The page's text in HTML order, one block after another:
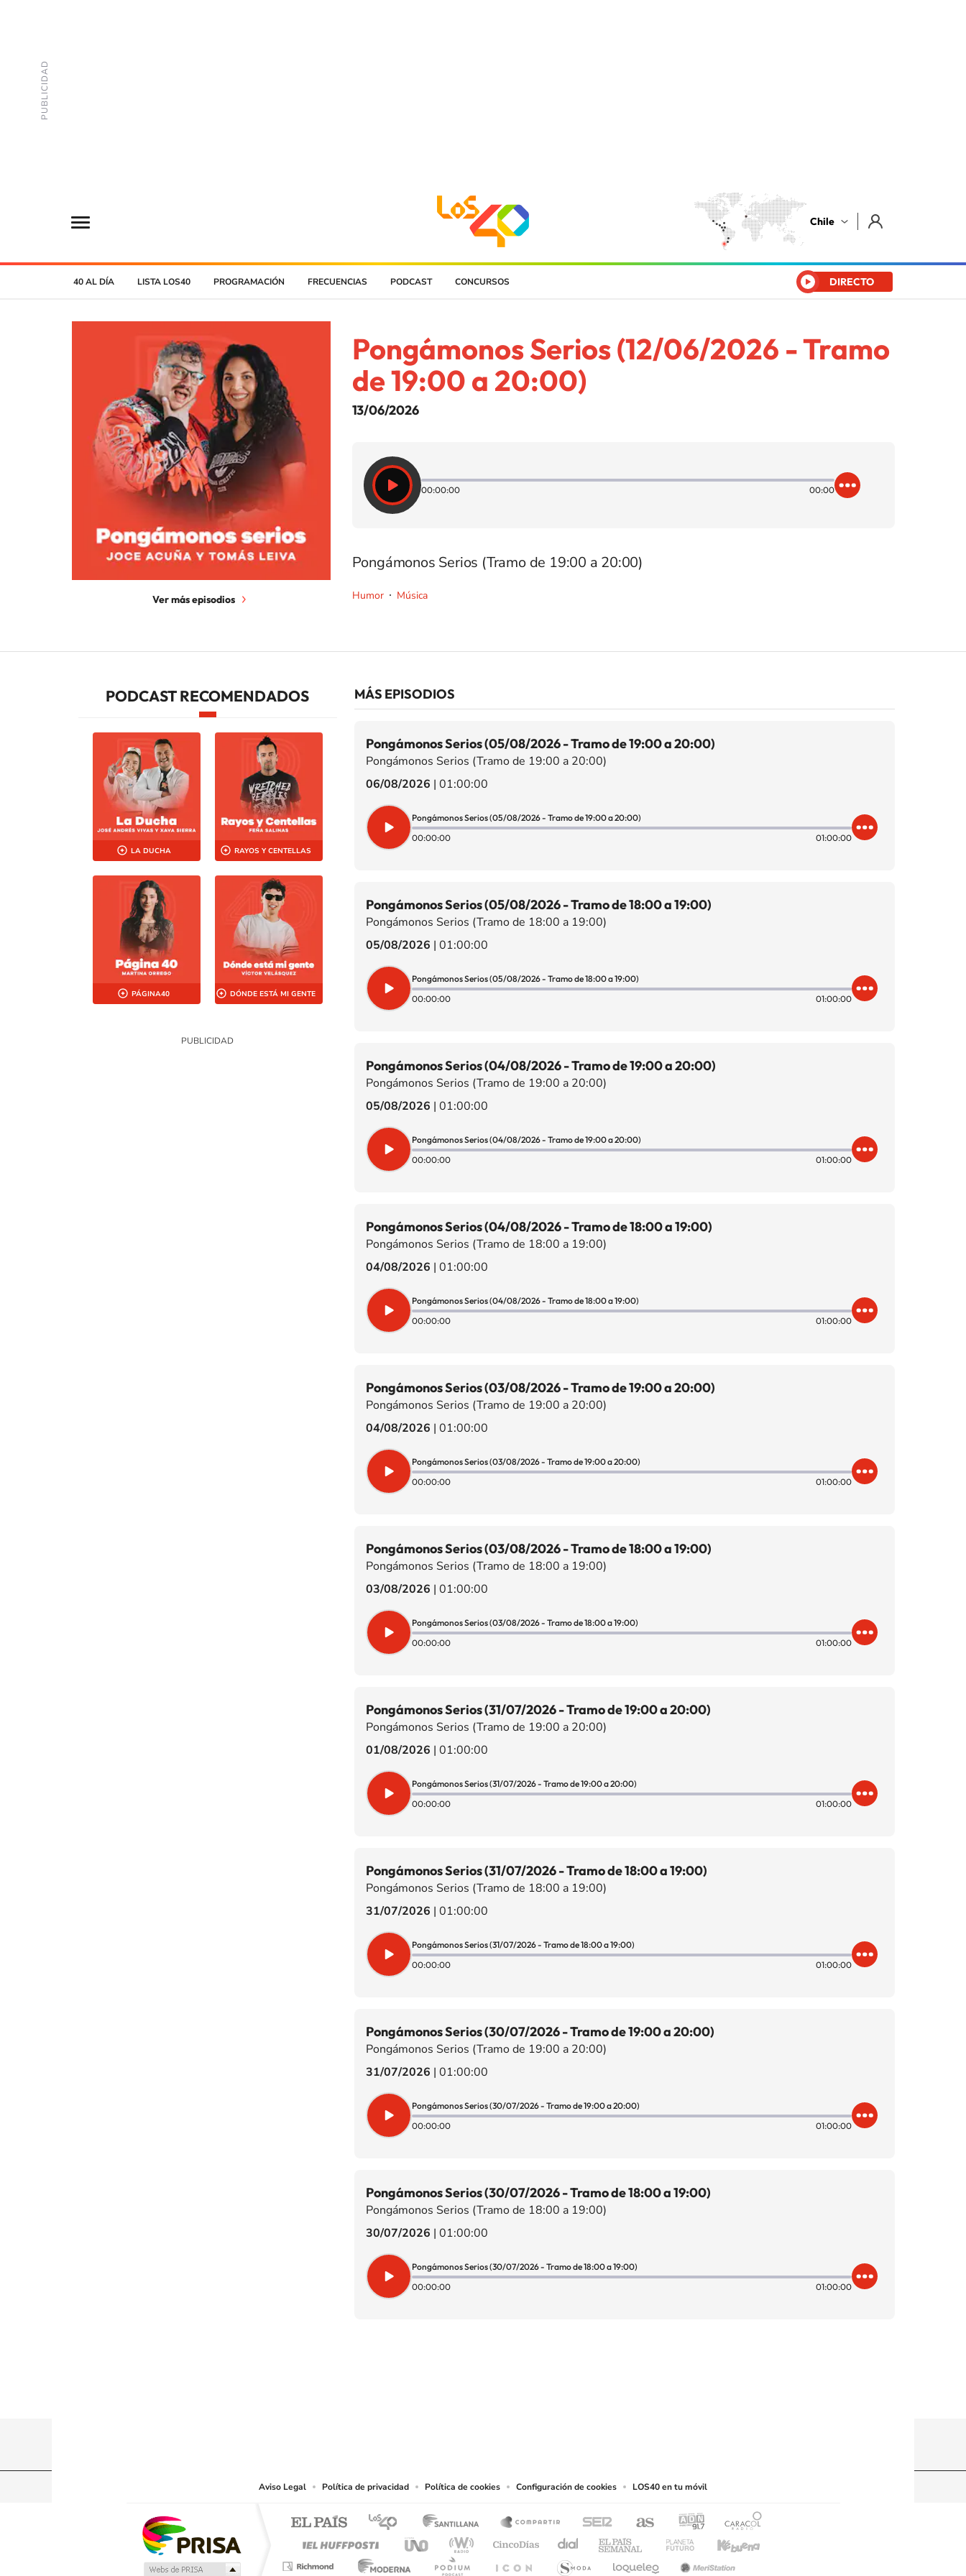
Chile
40 AL DÍA LISTA LOS40 PROGRAMACIÓN FRECUENCIAS PODCAST CONCURSOS DIRECTO
Ver más episodios
Pongámonos Serios (12/06/2026 - Tramo
de 19:00 a 20:00)
13/06/2026
00:00:00 00:00
Pongámonos Serios (Tramo de 19:00 a 20:00)
Humor Música
MÁS EPISODIOS
Pongámonos Serios (05/08/2026 - Tramo de 19:00 a 20:00)
Pongámonos Serios (Tramo de 19:00 a 20:00)
06/08/2026 | 01:00:00
Pongámonos Serios (05/08/2026 - Tramo de 19:00 a 20:00)
00:00:00
01:00:00
Pongámonos Serios (05/08/2026 - Tramo de 18:00 a 19:00)
Pongámonos Serios (Tramo de 18:00 a 19:00)
05/08/2026 | 01:00:00
Pongámonos Serios (05/08/2026 - Tramo de 18:00 a 19:00)
00:00:00
01:00:00
Pongámonos Serios (04/08/2026 - Tramo de 19:00 a 20:00)
Pongámonos Serios (Tramo de 19:00 a 20:00)
05/08/2026 | 01:00:00
Pongámonos Serios (04/08/2026 - Tramo de 19:00 a 20:00)
00:00:00
01:00:00
Pongámonos Serios (04/08/2026 - Tramo de 18:00 a 19:00)
Pongámonos Serios (Tramo de 18:00 a 19:00)
04/08/2026 | 01:00:00
Pongámonos Serios (04/08/2026 - Tramo de 18:00 a 19:00)
00:00:00
01:00:00
Pongámonos Serios (03/08/2026 - Tramo de 19:00 a 20:00)
Pongámonos Serios (Tramo de 19:00 a 20:00)
04/08/2026 | 01:00:00
Pongámonos Serios (03/08/2026 - Tramo de 19:00 a 20:00)
00:00:00
01:00:00
Pongámonos Serios (03/08/2026 - Tramo de 18:00 a 19:00)
Pongámonos Serios (Tramo de 18:00 a 19:00)
03/08/2026 | 01:00:00
Pongámonos Serios (03/08/2026 - Tramo de 18:00 a 19:00)
00:00:00
01:00:00
Pongámonos Serios (31/07/2026 - Tramo de 19:00 a 20:00)
Pongámonos Serios (Tramo de 19:00 a 20:00)
01/08/2026 | 01:00:00
Pongámonos Serios (31/07/2026 - Tramo de 19:00 a 20:00)
00:00:00
01:00:00
Pongámonos Serios (31/07/2026 - Tramo de 18:00 a 19:00)
Pongámonos Serios (Tramo de 18:00 a 19:00)
31/07/2026 | 01:00:00
Pongámonos Serios (31/07/2026 - Tramo de 18:00 a 19:00)
00:00:00
01:00:00
Pongámonos Serios (30/07/2026 - Tramo de 19:00 a 20:00)
Pongámonos Serios (Tramo de 19:00 a 20:00)
31/07/2026 | 01:00:00
Pongámonos Serios (30/07/2026 - Tramo de 19:00 a 20:00)
00:00:00
01:00:00
Pongámonos Serios (30/07/2026 - Tramo de 18:00 a 19:00)
Pongámonos Serios (Tramo de 18:00 a 19:00)
30/07/2026 | 01:00:00
Pongámonos Serios (30/07/2026 - Tramo de 18:00 a 19:00)
00:00:00
01:00:00
PODCAST RECOMENDADOS
LA DUCHA RAYOS Y CENTELLAS
PÁGINA40 DÓNDE ESTÁ MI GENTE
Aviso Legal Política de privacidad Política de cookies Configuración de cookies LOS40 en tu móvil